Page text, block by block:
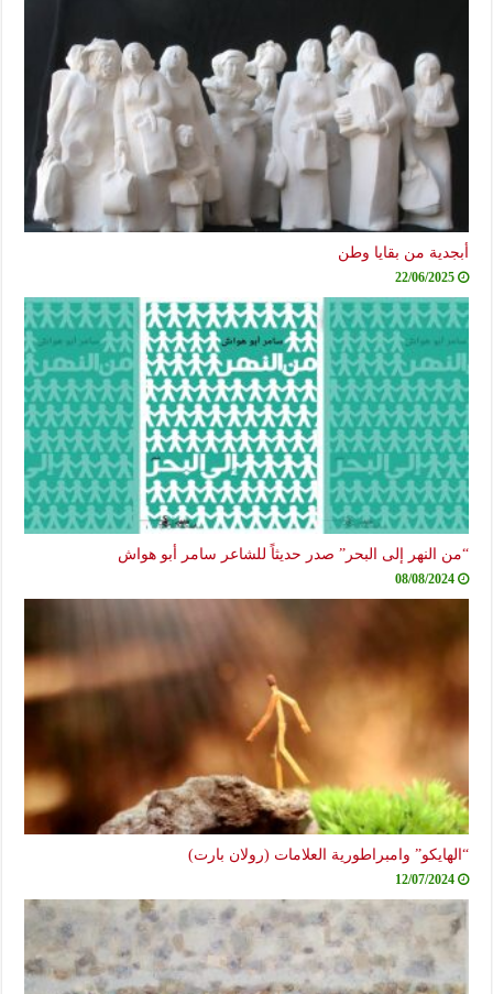
أبجدية من بقايا وطن
22/06/2025
“من النهر إلى البحر” صدر حديثاً للشاعر سامر أبو هواش
08/08/2024
“الهايكو” وامبراطورية العلامات (رولان بارت)
12/07/2024